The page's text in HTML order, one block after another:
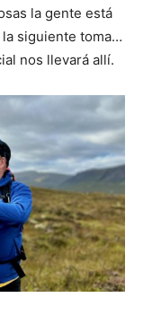
la gente está
siguiente toma…
nos llevará allí.